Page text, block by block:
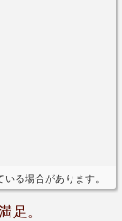
る場合があります。
足。